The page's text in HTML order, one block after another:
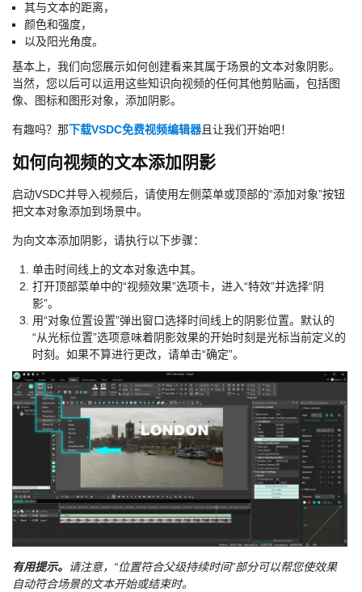
其与文本的距离，
颜色和强度，
以及阳光角度。
基本上，我们向您展示如何创建看来其属于场景的文本对象阴影。
当然，您以后可以运用这些知识向视频的任何其他剪贴画，包括图
像、图标和图形对象，添加阴影。
有趣吗？那下载VSDC免费视频编辑器且让我们开始吧！
如何向视频的文本添加阴影
启动VSDC并导入视频后，请使用左侧菜单或顶部的“添加对象”按钮
把文本对象添加到场景中。
为向文本添加阴影，请执行以下步骤：
单击时间线上的文本对象选中其。
打开顶部菜单中的“视频效果”选项卡，进入“特效”并选择“阴
影”。
用“对象位置设置”弹出窗口选择时间线上的阴影位置。默认的
“从光标位置”选项意味着阴影效果的开始时刻是光标当前定义的
时刻。如果不算进行更改，请单击“确定”。
有用提示。
请注意，“位置符合父级持续时间”部分可以帮您使效果
自动符合场景的文本开始或结束时。